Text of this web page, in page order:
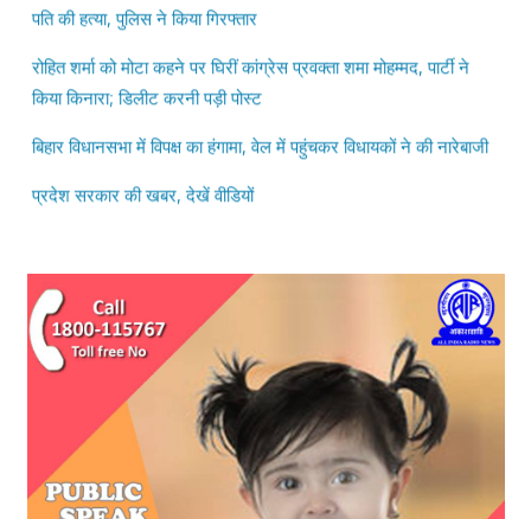
रोहित शर्मा को मोटा कहने पर घिरीं कांग्रेस प्रवक्ता शमा मोहम्मद, पार्टी ने
किया किनारा; डिलीट करनी पड़ी पोस्ट
बिहार विधानसभा में विपक्ष का हंगामा, वेल में पहुंचकर विधायकों ने की नारेबाजी
प्रदेश सरकार की खबर, देखें वीडियों